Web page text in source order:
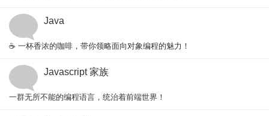
官网 Java
☕ 一杯香浓的咖啡，带你领略面向对象编程的魅力！
官网 Javascript 家族
一群无所不能的编程语言，统治着前端世界！